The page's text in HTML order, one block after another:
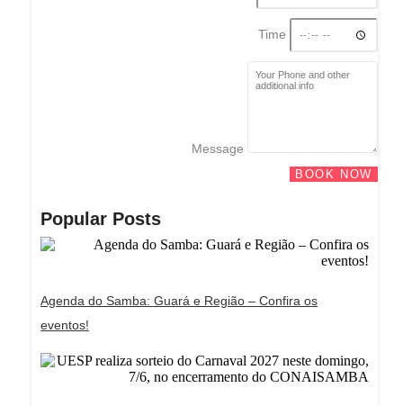
Time
Message
BOOK NOW
Popular Posts
Agenda do Samba: Guará e Região – Confira os
eventos!